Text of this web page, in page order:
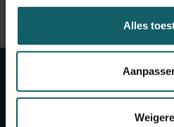
Alles
Blijf op de
van onze